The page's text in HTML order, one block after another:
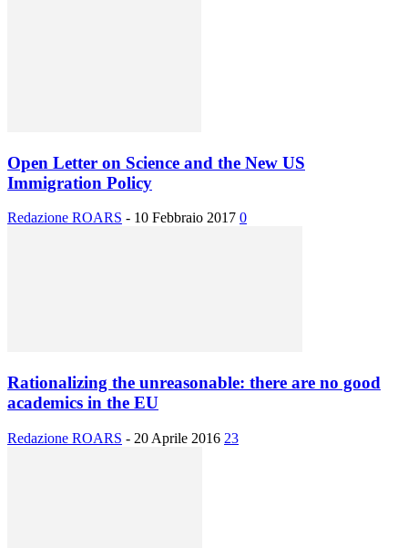
Open Letter on Science and the New US
Immigration Policy
Redazione ROARS - 10 Febbraio 2017 0
Rationalizing the unreasonable: there are no good
academics in the EU
Redazione ROARS - 20 Aprile 2016 23